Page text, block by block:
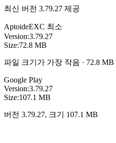
최신 버전 3.79.27 제공
AptoideEXC 최소
Version:3.79.27
Size:72.8 MB
파일 크기가 가장 작음 · 72.8 MB
Google Play
Version:3.79.27
Size:107.1 MB
버전 3.79.27, 크기 107.1 MB